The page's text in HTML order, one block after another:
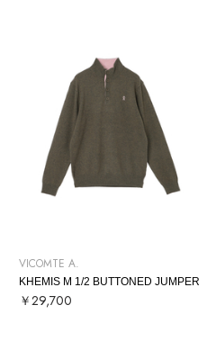
VICOMTE A.
KHEMIS M 1/2 BUTTONED JUMPER
￥29,700